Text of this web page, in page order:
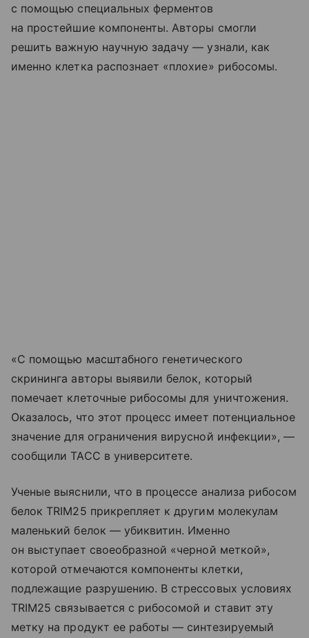
с помощью специальных ферментов
на простейшие компоненты. Авторы смогли
решить важную научную задачу — узнали, как
именно клетка распознает «плохие» рибосомы.
«С помощью масштабного генетического
скрининга авторы выявили белок, который
помечает клеточные рибосомы для уничтожения.
Оказалось, что этот процесс имеет потенциальное
значение для ограничения вирусной инфекции», —
сообщили ТАСС в университете.
Ученые выяснили, что в процессе анализа рибосом
белок TRIM25 прикрепляет к другим молекулам
маленький белок — убиквитин. Именно
он выступает своеобразной «черной меткой»,
которой отмечаются компоненты клетки,
подлежащие разрушению. В стрессовых условиях
TRIM25 связывается с рибосомой и ставит эту
метку на продукт ее работы — синтезируемый